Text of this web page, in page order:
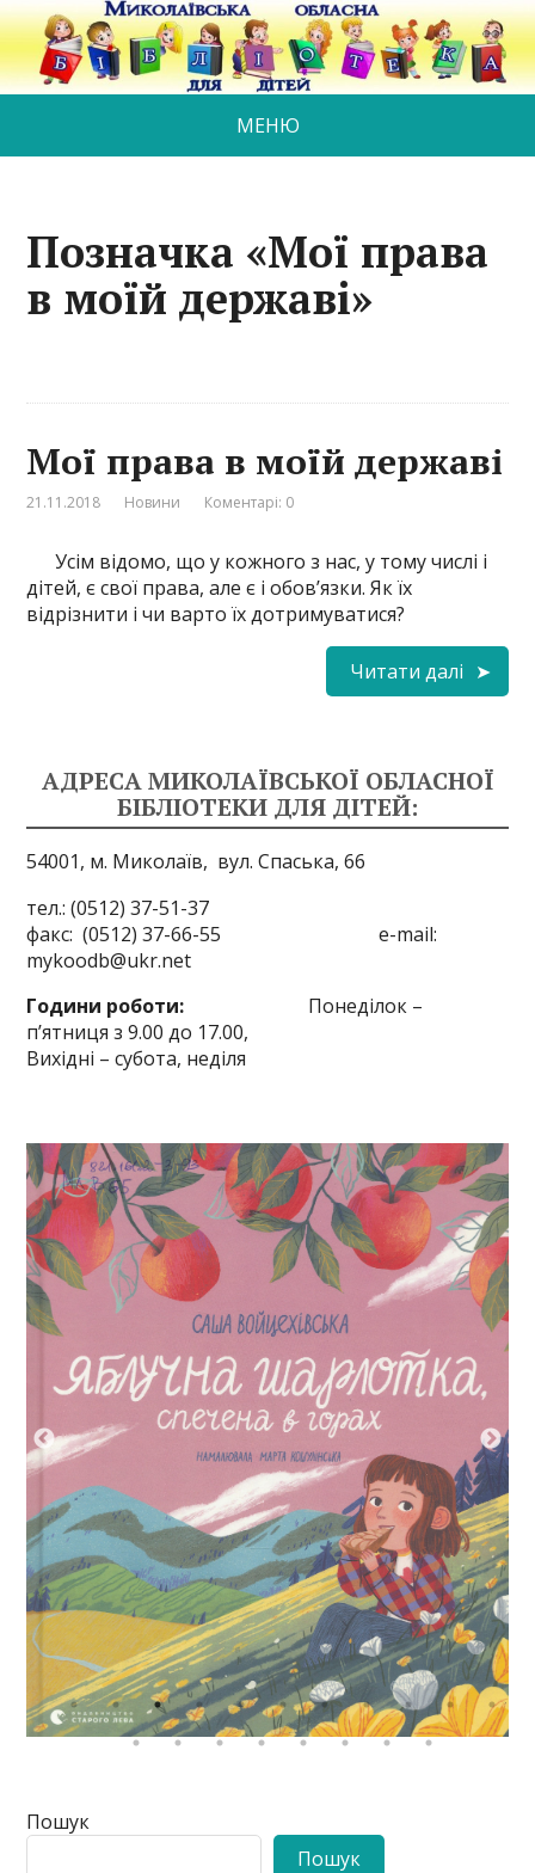
МЕНЮ
Позначка «Мої права
в моїй державі»
Мої права в моїй державі
21.11.2018 Новини Коментарі: 0
Усім відомо, що у кожного з нас, у тому числі і
дітей, є свої права, але є і обов’язки. Як їх
відрізнити і чи варто їх дотримуватися?
Читати далі
АДРЕСА МИКОЛАЇВСЬКОЇ ОБЛАСНОЇ
БІБЛІОТЕКИ ДЛЯ ДІТЕЙ:
54001, м. Миколаїв, вул. Спаська, 66
тел.: (0512) 37-51-37
факс: (0512) 37-66-55 e-mail:
mykoodb@ukr.net
Години роботи: Понеділок –
п’ятниця з 9.00 до 17.00,
Вихідні – субота, неділя
Пошук
Пошук